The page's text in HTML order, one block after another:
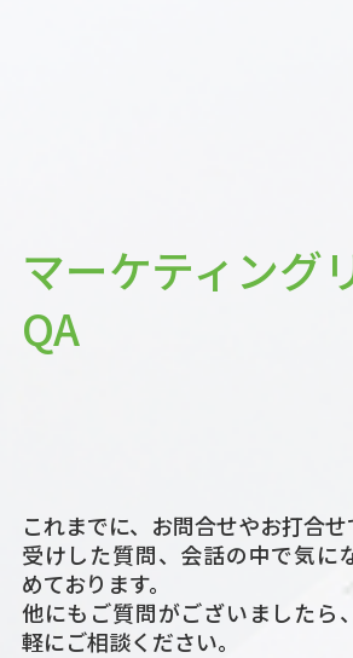
マーケティング
QA
これまでに、お問合せやお打合
受けした質問、会話の中で気に
めております。
他にもご質問がございましたら、
軽にご相談ください。